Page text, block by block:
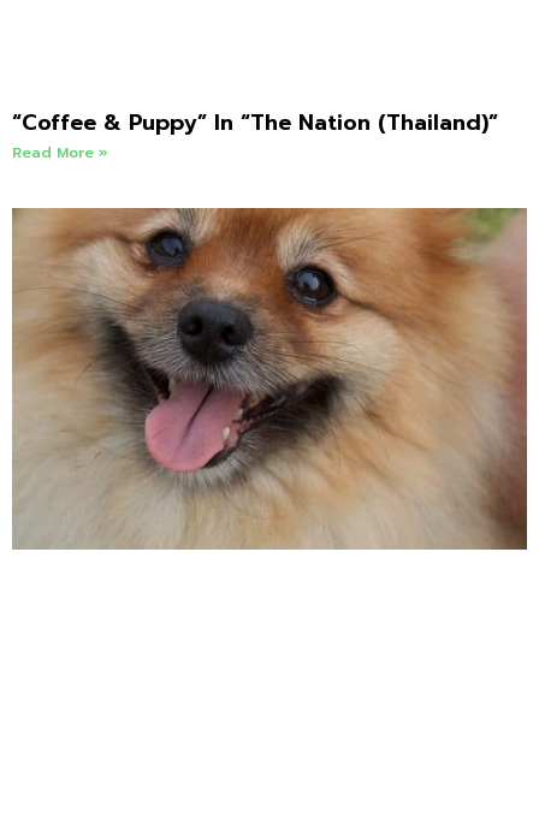
“Coffee & Puppy” In “The Nation (Thailand)”
Read More »